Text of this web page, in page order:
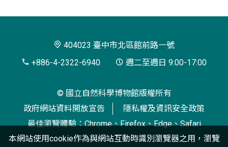
博
閱
404023 臺中市北區館前路一號
+886-4-2322-6940
週二至週日 9:00-17:00
© 國立自然科學博物館版權所有
政府網站資料開放宣告
隱私權及資訊安全政策
最佳瀏覽體驗：Chrome、Firefox、Edge、Safari
本網站使用cookie作為與網站互動時識別瀏覽器之用，瀏覽